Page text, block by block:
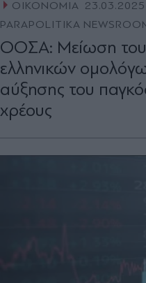
ΟΙΚΟΝΟΜΙΑ
PARAPOLITIKA
ΟΟΣΑ: Μείωση
ελληνικών
αύξησης του
χρέους